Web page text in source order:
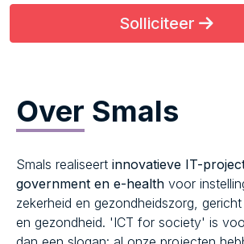
Solliciteer
Over Smals
Smals realiseert innovatieve IT-
government en e-health voor
zekerheid en gezondheidszorg,
en gezondheid. 'ICT for society' is